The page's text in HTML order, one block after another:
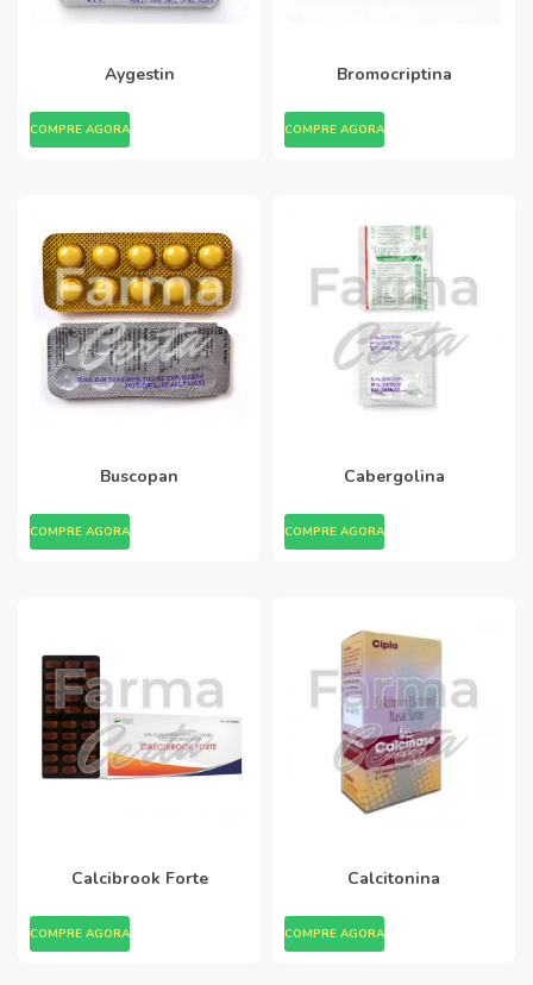
Aygestin
COMPRE AGORA
Bromocriptina
COMPRE AGORA
Buscopan
COMPRE AGORA
Cabergolina
COMPRE AGORA
Calcibrook Forte
COMPRE AGORA
Calcitonina
COMPRE AGORA